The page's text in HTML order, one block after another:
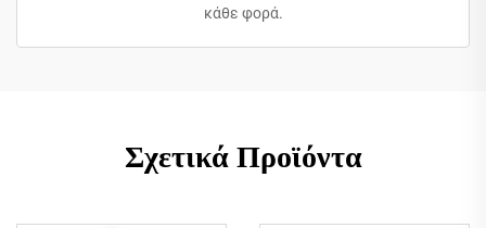
κάθε φορά.
Σχετικά Προϊόντα